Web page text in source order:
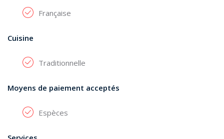
Française
Cuisine
Traditionnelle
Moyens de paiement acceptés
Espèces